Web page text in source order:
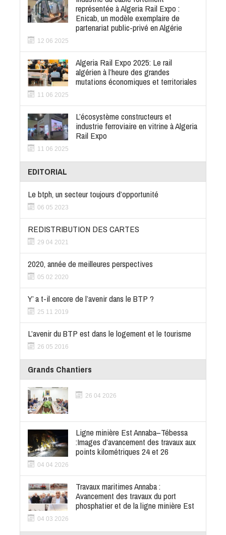
représentée à Algeria Rail Expo :
Enicab, un modèle exemplaire de
partenariat public-privé en Algérie
12 06 2025
Algeria Rail Expo 2025: Le rail
algérien à l’heure des grandes
mutations économiques et territoriales
11 06 2025
L’écosystème constructeurs et
industrie ferroviaire en vitrine à Algeria
Rail Expo
11 06 2025
EDITORIAL
Le btph, un secteur toujours d’opportunité
06 05 2023
REDISTRIBUTION DES CARTES
29 04 2021
2020, année de meilleures perspectives
05 02 2020
Y’ a t-il encore de l’avenir dans le BTP ?
25 11 2019
L’avenir du BTP est dans le logement et le tourisme
26 05 2016
Grands Chantiers
26 04 2026
Ligne minière Est Annaba–Tébessa
:Images d’avancement des travaux aux
points kilométriques 24 et 26
04 04 2026
Travaux maritimes Annaba :
Avancement des travaux du port
phosphatier et de la ligne minière Est
04 03 2026